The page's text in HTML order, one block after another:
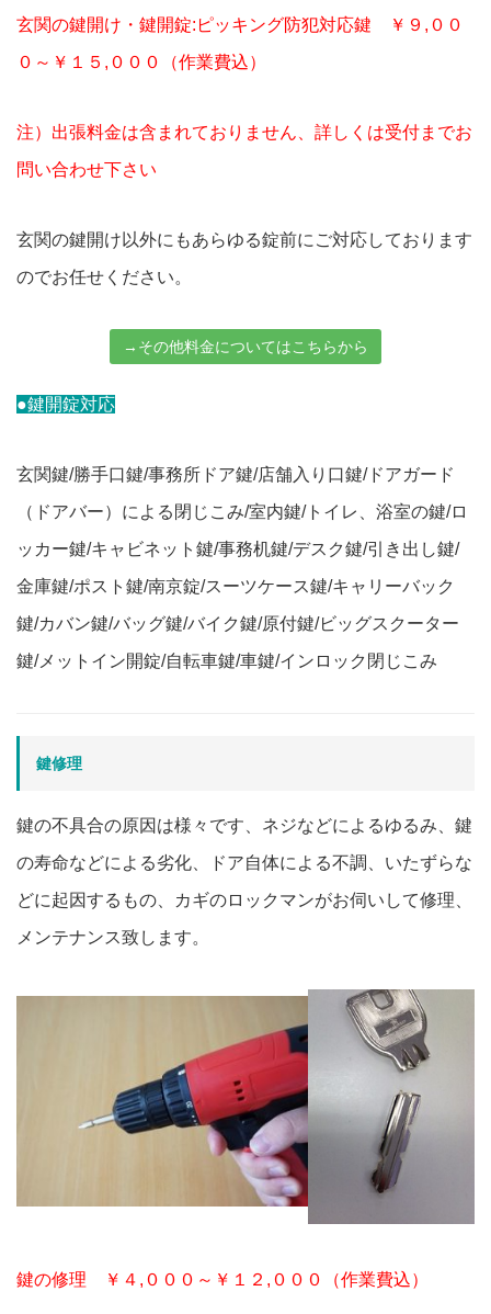
玄関の鍵開け・鍵開錠:ピッキング防犯対応鍵 ￥９,００
０～￥１５,０００（作業費込）
注）出張料金は含まれておりません、詳しくは受付までお
問い合わせ下さい
玄関の鍵開け以外にもあらゆる錠前にご対応しております
のでお任せください。
→その他料金についてはこちらから
●鍵開錠対応
玄関鍵/勝手口鍵/事務所ドア鍵/店舗入り口鍵/ドアガード
（ドアバー）による閉じこみ/室内鍵/トイレ、浴室の鍵/ロ
ッカー鍵/キャビネット鍵/事務机鍵/デスク鍵/引き出し鍵/
金庫鍵/ポスト鍵/南京錠/スーツケース鍵/キャリーバック
鍵/カバン鍵/バッグ鍵/バイク鍵/原付鍵/ビッグスクーター
鍵/メットイン開錠/自転車鍵/車鍵/インロック閉じこみ
鍵修理
鍵の不具合の原因は様々です、ネジなどによるゆるみ、鍵
の寿命などによる劣化、ドア自体による不調、いたずらな
どに起因するもの、カギのロックマンがお伺いして修理、
メンテナンス致します。
鍵の修理 ￥４,０００～￥１２,０００（作業費込）